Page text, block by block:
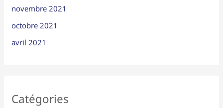
novembre 2021
octobre 2021
avril 2021
Catégories